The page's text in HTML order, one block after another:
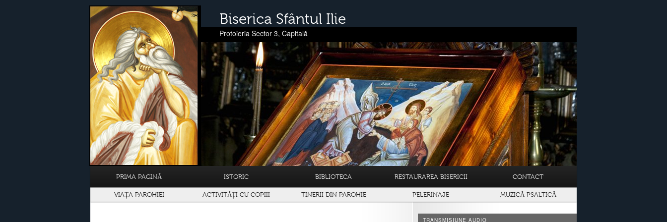
Biserica Sfântul Ilie
Protoieria Sector 3, Capitală
PRIMA PAGINĂ ISTORIC BIBLIOTECA RESTAURAREA BISERICII CONTACT
VIAȚA PAROHIEI ACTIVITĂȚI CU COPIII TINERII DIN PAROHIE PELERINAJE MUZICĂ PSALTICĂ
TRANSMISIUNE AUDIO